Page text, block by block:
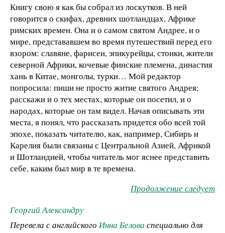
Книгу свою я как бы собрал из лоскутков. В ней
говорится о скифах, древних шотландцах, Африке
римских времен. Она и о самом святом Андрее, и о
мире, представавшем во время путешествий перед его
взором: славяне, фарисеи, эпикурейцы, стоики, жители
северной Африки, кочевые финские племена, династия
хань в Китае, монголы, турки… Мой редактор
попросила: пиши не просто житие святого Андрея;
расскажи и о тех местах, которые он посетил, и о
народах, которые он там видел. Начав описывать эти
места, я понял, что рассказать придется обо всей той
эпохе, показать читателю, как, например, Сибирь и
Карелия были связаны с Центральной Азией, Африкой
и Шотландией, чтобы читатель мог яснее представить
себе, каким был мир в те времена.
Продолжение следует
Георгий Александру
Перевела с английского Инна Белова специально для